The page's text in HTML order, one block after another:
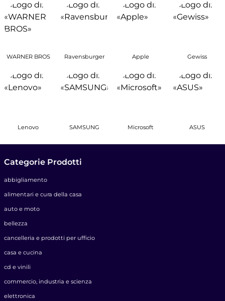
WARNER BROS Ravensburger Apple Gewiss
Lenovo SAMSUNG Microsoft ASUS
Categorie Prodotti
abbigliamento
alimentari e cura della casa
auto e moto
bellezza
cancelleria e prodotti per ufficio
casa e cucina
cd e vinili
commercio, industria e scienza
elettronica